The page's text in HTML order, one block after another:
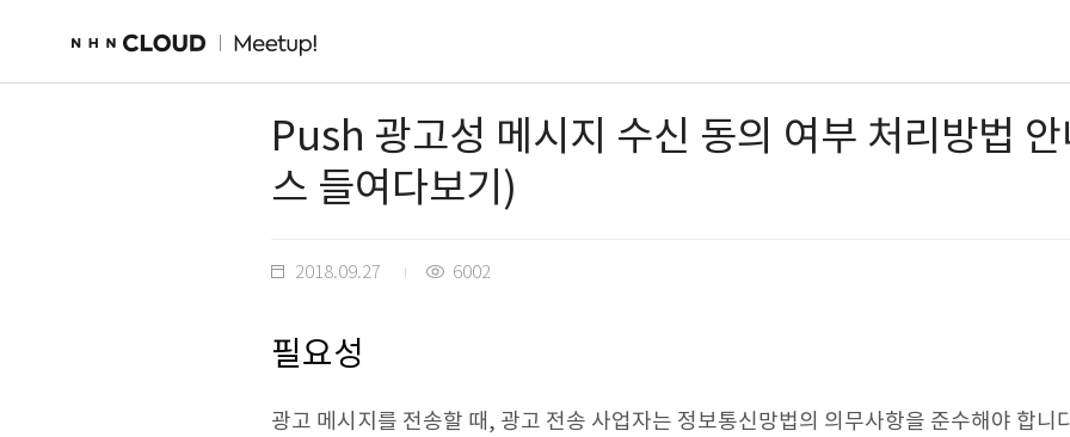
Push 광고성 메시지 수신 동의 여부 처리방법 안
스 들여다보기)
2018.09.27 6002
필요성
광고 메시지를 전송할 때, 광고 전송 사업자는 정보통신망법의 의무사항을 준수해야 합니